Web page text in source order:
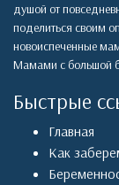
душой от
поделиться своим
новоиспеченные
Мамами с большой
Быстрые
Главная
Как